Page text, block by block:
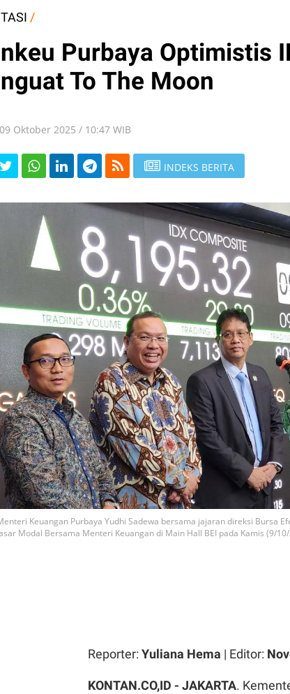
/
Purbaya Optimistis
To The Moon
Oktober 2025 / 10:47 WIB
INDEKS BERITA
Keuangan Purbaya Yudhi Sadewa bersama jajaran direksi Bursa
Modal Bersama Menteri Keuangan di Main Hall BEI pada Kamis (9/
Reporter: Yuliana Hema | Editor:
KONTAN.CO,ID - JAKARTA.